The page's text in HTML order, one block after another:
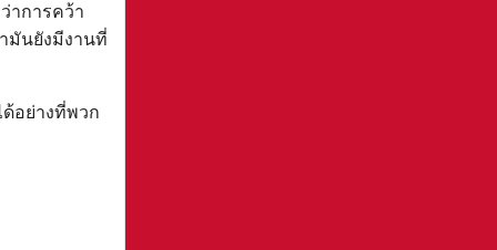
าการคว้า
มันยังมีงานที่
ด้อย่างที่พวก